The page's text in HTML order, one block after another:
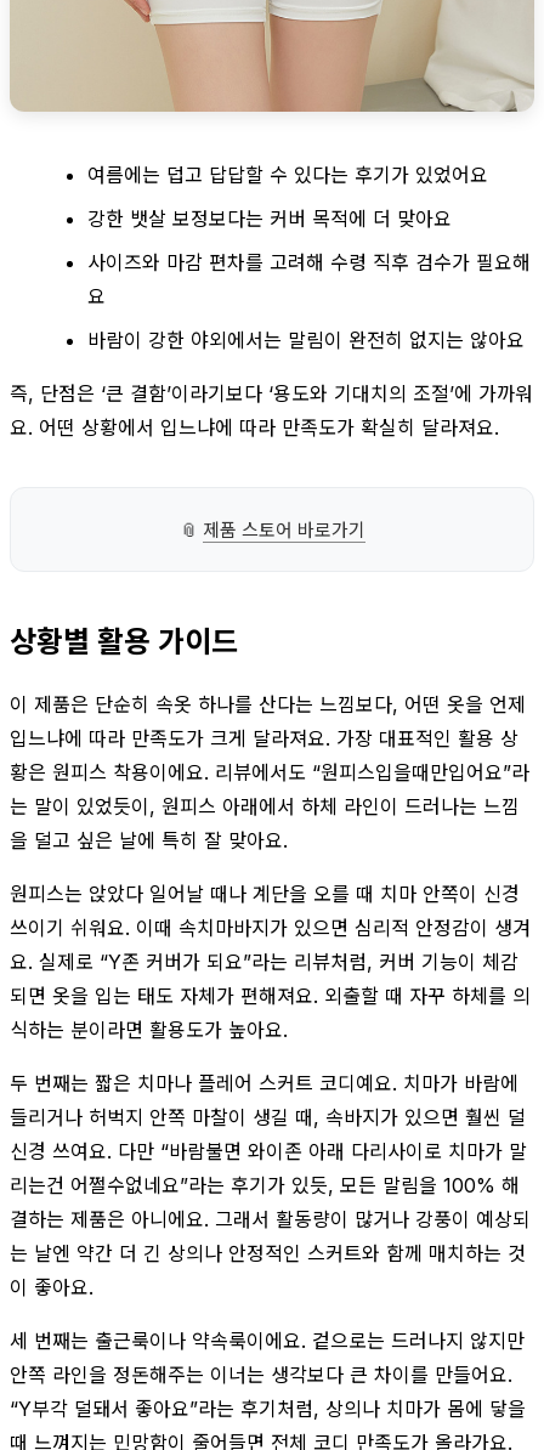
여름에는 덥고 답답할 수 있다는 후기가 있었어요
강한 뱃살 보정보다는 커버 목적에 더 맞아요
사이즈와 마감 편차를 고려해 수령 직후 검수가 필요해
요
바람이 강한 야외에서는 말림이 완전히 없지는 않아요
즉, 단점은 ‘큰 결함’이라기보다 ‘용도와 기대치의 조절’에 가까워
요. 어떤 상황에서 입느냐에 따라 만족도가 확실히 달라져요.
📎 제품 스토어 바로가기
상황별 활용 가이드
이 제품은 단순히 속옷 하나를 산다는 느낌보다, 어떤 옷을 언제
입느냐에 따라 만족도가 크게 달라져요. 가장 대표적인 활용 상
황은 원피스 착용이에요. 리뷰에서도 “원피스입을때만입어요”라
는 말이 있었듯이, 원피스 아래에서 하체 라인이 드러나는 느낌
을 덜고 싶은 날에 특히 잘 맞아요.
원피스는 앉았다 일어날 때나 계단을 오를 때 치마 안쪽이 신경
쓰이기 쉬워요. 이때 속치마바지가 있으면 심리적 안정감이 생겨
요. 실제로 “Y존 커버가 되요”라는 리뷰처럼, 커버 기능이 체감
되면 옷을 입는 태도 자체가 편해져요. 외출할 때 자꾸 하체를 의
식하는 분이라면 활용도가 높아요.
두 번째는 짧은 치마나 플레어 스커트 코디예요. 치마가 바람에
들리거나 허벅지 안쪽 마찰이 생길 때, 속바지가 있으면 훨씬 덜
신경 쓰여요. 다만 “바람불면 와이존 아래 다리사이로 치마가 말
리는건 어쩔수없네요”라는 후기가 있듯, 모든 말림을 100% 해
결하는 제품은 아니에요. 그래서 활동량이 많거나 강풍이 예상되
는 날엔 약간 더 긴 상의나 안정적인 스커트와 함께 매치하는 것
이 좋아요.
세 번째는 출근룩이나 약속룩이에요. 겉으로는 드러나지 않지만
안쪽 라인을 정돈해주는 이너는 생각보다 큰 차이를 만들어요.
“Y부각 덜돼서 좋아요”라는 후기처럼, 상의나 치마가 몸에 닿을
때 느껴지는 민망함이 줄어들면 전체 코디 만족도가 올라가요.